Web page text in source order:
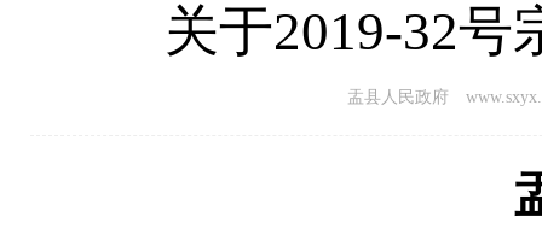
关于2019-32
盂县人民政府